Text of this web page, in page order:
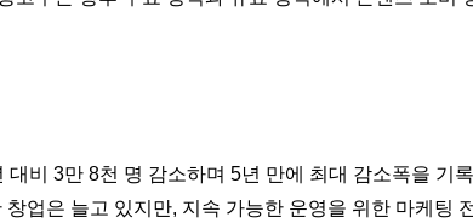
비 3만 8천 명 감소하며 5년 만에 최대 감소폭을 기
업은 늘고 있지만, 지속 가능한 운영을 위한 마케팅